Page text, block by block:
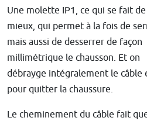
Une molette IP1, ce qui se fait de
mieux, qui permet à la fois de
mais aussi de desserrer de façon
millimétrique le chausson. Et on
débrayge intégralement le câble
pour quitter la chaussure.
Le cheminement du câble fait